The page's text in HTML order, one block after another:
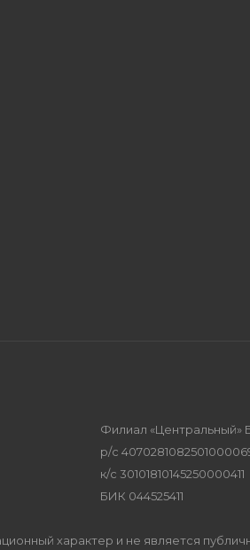
Филиал «Центральный»
р/с
к/с 30101810145250000411
БИК 044525411
характер и не является